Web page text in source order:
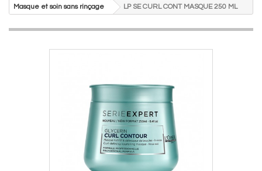
Masque et soin sans rinçage
LP SE CURL CONT MASQUE 250 ML